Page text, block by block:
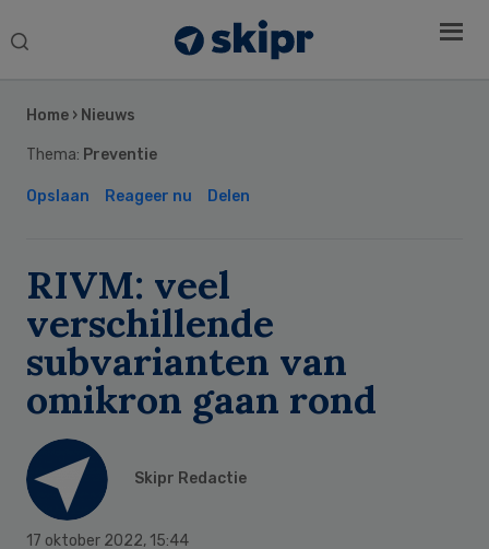
Search
Home › Nieuws
Thema: Preventie
Opslaan Reageer nu Delen
RIVM: veel
verschillende
subvarianten van
omikron gaan rond
Skipr Redactie
17 oktober 2022, 15:44
Sidebar